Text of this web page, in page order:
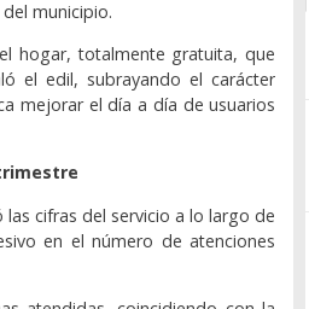
municipio.
hogar, totalmente gratuita, que
el edil, subrayando el carácter
mejorar el día a día de usuarios
cifras del servicio a lo largo de
en el número de atenciones